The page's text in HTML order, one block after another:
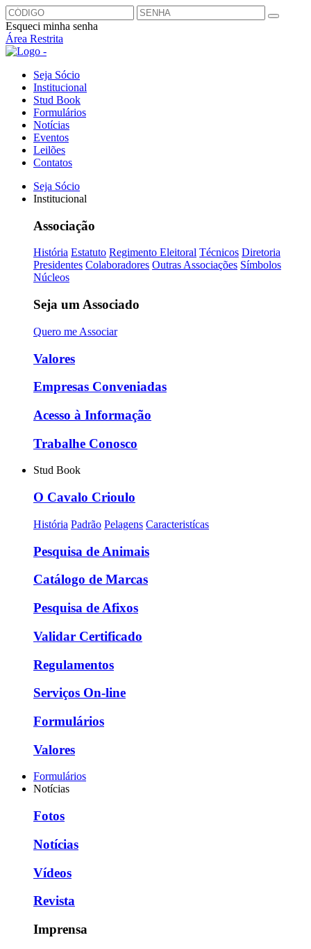
Esqueci minha senha
Área Restrita
Seja Sócio
Institucional
Stud Book
Formulários
Notícias
Eventos
Leilões
Contatos
Seja Sócio
Institucional
Associação
História Estatuto Regimento Eleitoral Técnicos Diretoria
Presidentes Colaboradores Outras Associações Símbolos
Núcleos
Seja um Associado
Quero me Associar
Valores
Empresas Conveniadas
Acesso à Informação
Trabalhe Conosco
Stud Book
O Cavalo Crioulo
História Padrão Pelagens Caracteristícas
Pesquisa de Animais
Catálogo de Marcas
Pesquisa de Afixos
Validar Certificado
Regulamentos
Serviços On-line
Formulários
Valores
Formulários
Notícias
Fotos
Notícias
Vídeos
Revista
Imprensa